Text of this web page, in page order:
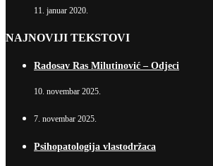
11. januar 2020.
NAJNOVIJI TEKSTOVI
Radosav Ras Milutinović – Odjeci
10. novembar 2025.
7. novembar 2025.
Psihopatologija vlastodržaca